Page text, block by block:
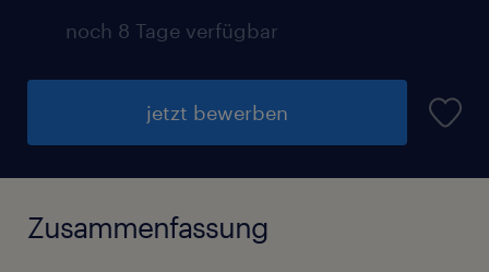
noch 8 Tage verfügbar
jetzt bewerben
Zusammenfassung